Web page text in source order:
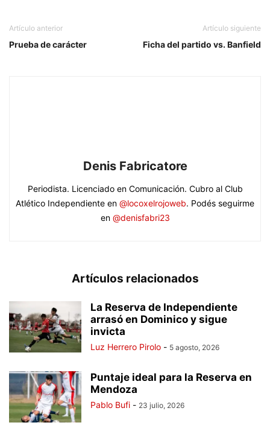
Artículo anterior
Prueba de carácter
Artículo siguiente
Ficha del partido vs. Banfield
Denis Fabricatore
Periodista. Licenciado en Comunicación. Cubro al Club
Atlético Independiente en @locoxelrojoweb. Podés seguirme
en @denisfabri23
Artículos relacionados
La Reserva de Independiente
arrasó en Dominico y sigue
invicta
Luz Herrero Pirolo - 5 agosto, 2026
Puntaje ideal para la Reserva en
Mendoza
Pablo Bufi - 23 julio, 2026